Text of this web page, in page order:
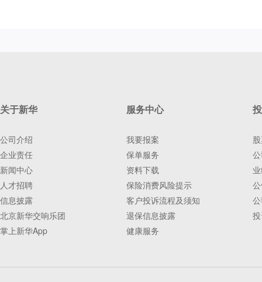
关于新华
公司介绍
企业责任
新闻中心
人才招聘
信息披露
北京新华交响乐团
掌上新华App
服务中心
我要报案
保单服务
资料下载
保险消费风险提示
客户投诉流程及须知
退保信息披露
健康服务